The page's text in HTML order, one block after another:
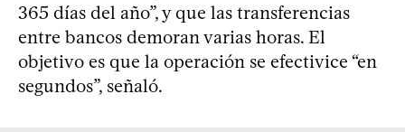
365 días del año”, y que las transferencias
entre bancos demoran varias horas. El
objetivo es que la operación se efectivice “en
segundos”, señaló.